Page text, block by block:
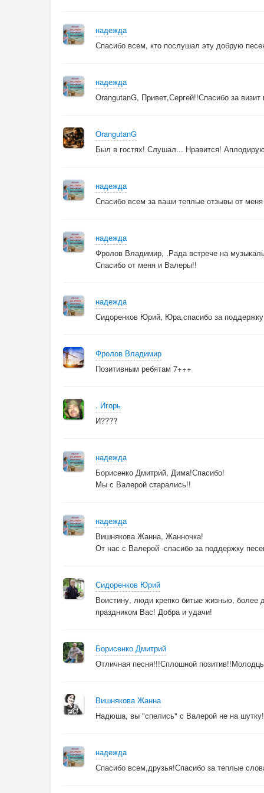
надежда
Спасибо всем, кто послушал эту добрую
надежда
OrangutanG, Привет,Сергей!!Спасибо за
OrangutanG
Был в гостях! Слушал... Нравится!
надежда
Спасибо всем за ваши теплые отзывы от
надежда
Фролов Владимир, .Рада встрече на
Спасибо от меня и Валеры!!
надежда
Сидоренков Юрий, Юра,спасибо за
Фролов Владимир
Позитивным ребятам 7+++
. Игорь
И????
надежда
Борисенко Дмитрий, Дима!Спасибо!
Мы с Валерой старались!!
надежда
Вишнякова Жанна, Жанночка!
От нас с Валерой -спасибо за поддержку
Сидоренков Юрий
Воистину, люди крепко битые жизнью, более
праздником Вас! Добра и удачи!
Борисенко Дмитрий
Отличная песня!!!Сплошной
Вишнякова Жанна
Надюша, вы "спелись" с Валерой не на
надежда
Спасибо всем,друзья!Спасибо за теплые